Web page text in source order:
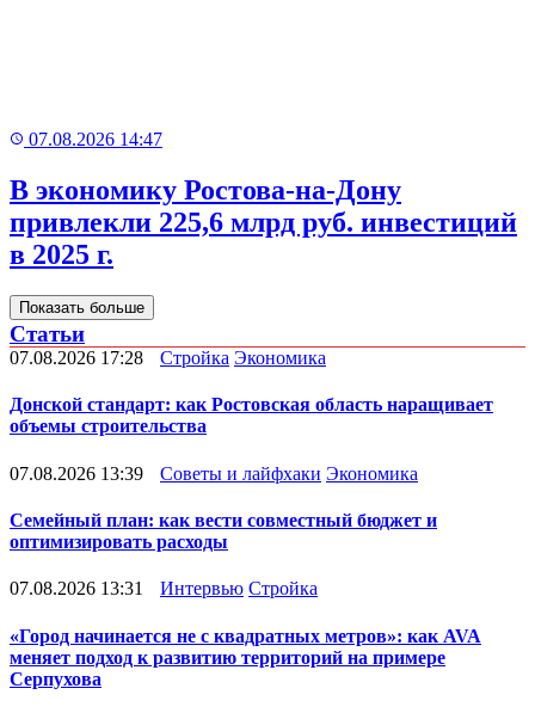
07.08.2026 14:47
В экономику Ростова-на-Дону
привлекли 225,6 млрд руб. инвестиций
в 2025 г.
Показать больше
Статьи
07.08.2026 17:28 Стройка Экономика
Донской стандарт: как Ростовская область наращивает
объемы строительства
07.08.2026 13:39 Советы и лайфхаки Экономика
Семейный план: как вести совместный бюджет и
оптимизировать расходы
07.08.2026 13:31 Интервью Стройка
«Город начинается не с квадратных метров»: как AVA
меняет подход к развитию территорий на примере
Серпухова